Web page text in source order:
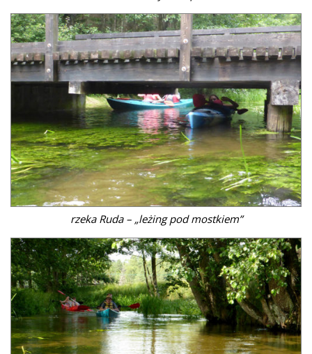
rzeka Ruda – „leżing pod mostkiem”